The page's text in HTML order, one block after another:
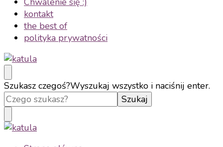
kontakt
the best of
polityka prywatności
katula
twórz wspomnienia, nie zdjęcia
Szukasz czegoś?Wyszukaj wszystko i naciśnij enter.